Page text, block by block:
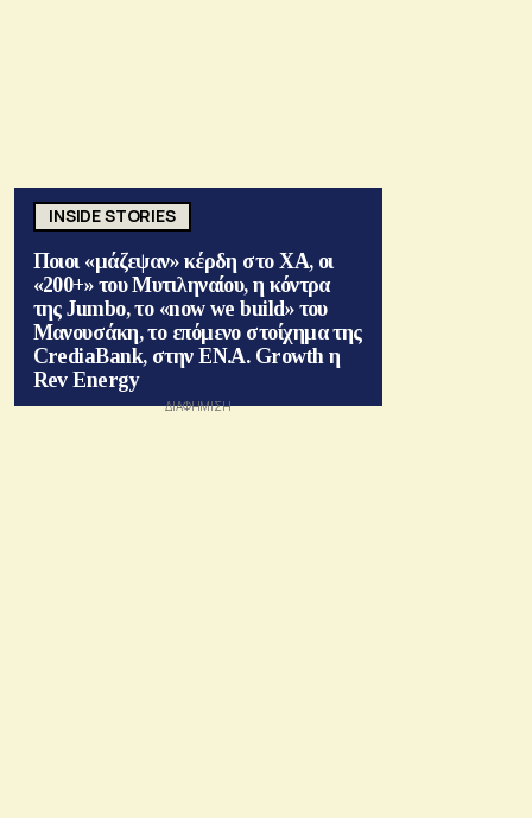
INSIDE STORIES
Ποιοι «μάζεψαν» κέρδη στο ΧΑ, οι
«200+» του Μυτιληναίου, η κόντρα
της Jumbo, το «now we build» του
Μανουσάκη, το επόμενο στοίχημα της
CrediaBank, στην ΕΝ.Α. Growth η
Rev Energy